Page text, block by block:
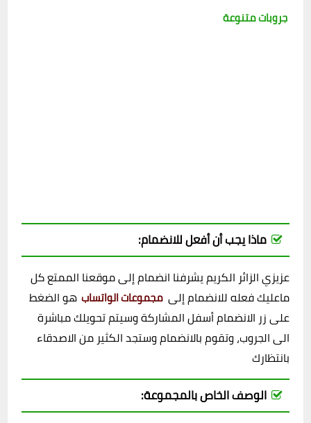
جروبات متنوعة
ماذا يجب أن أفعل للانضمام:
عزيزي الزائر الكريم يشرفنا انضمام إلى موقعنا الممتع كل
ماعليك فعله للانضمام إلى مجموعات الواتساب هو الضغط
على زر الانضمام أسفل المشاركة وسيتم تحويلك مباشرة
الى الجروب، وتقوم بالانضمام وستجد الكثير من الاصدقاء
بانتظارك
الوصف الخاص بالمجموعة: